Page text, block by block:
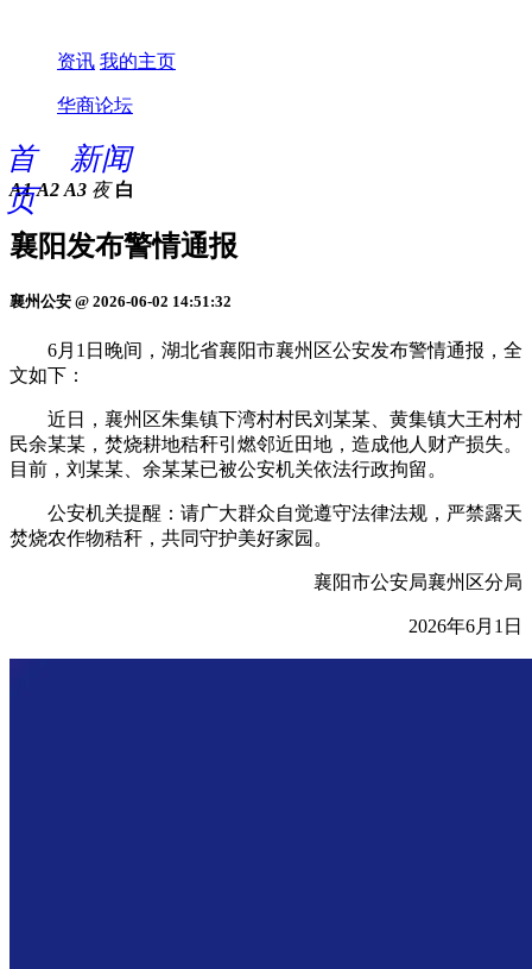
资讯 我的主页
华商论坛
首
页
新闻
A1 A2 A3 夜 白
襄阳发布警情通报
襄州公安 @ 2026-06-02 14:51:32
6月1日晚间，湖北省襄阳市襄州区公安发布警情通报，全
文如下：
近日，襄州区朱集镇下湾村村民刘某某、黄集镇大王村村
民余某某，焚烧耕地秸秆引燃邻近田地，造成他人财产损失。
目前，刘某某、余某某已被公安机关依法行政拘留。
公安机关提醒：请广大群众自觉遵守法律法规，严禁露天
焚烧农作物秸秆，共同守护美好家园。
襄阳市公安局襄州区分局
2026年6月1日